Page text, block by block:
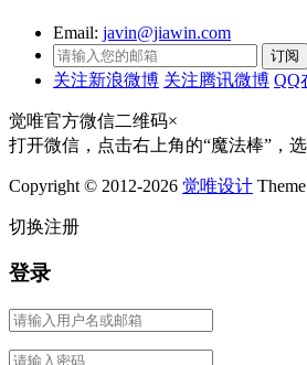
Email: javin@jiawin.com
关注新浪微博 关注腾讯微博 QQ
觉唯官方微信二维码×
打开微信，点击右上角的“魔法棒”，
Copyright © 2012-2026 觉唯设计
切换注册
登录